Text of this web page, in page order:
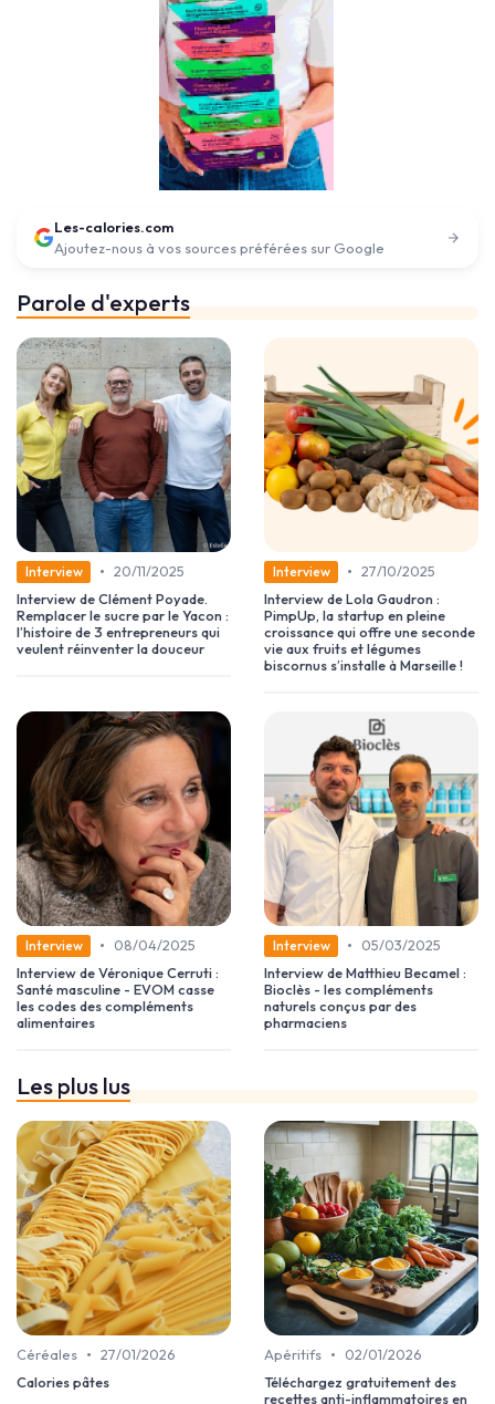
Les-calories.com
Ajoutez-nous à vos sources préférées sur Google
Parole d'experts
Interview • 20/11/2025
Interview de Clément Poyade.
Remplacer le sucre par le Yacon :
l’histoire de 3 entrepreneurs qui
veulent réinventer la douceur
Interview • 27/10/2025
Interview de Lola Gaudron :
PimpUp, la startup en pleine
croissance qui offre une seconde
vie aux fruits et légumes
biscornus s’installe à Marseille !
Interview •
08/04/2025
Interview de Véronique Cerruti :
Santé masculine - EVOM casse
les codes des compléments
alimentaires
Interview •
05/03/2025
Interview de Matthieu Becamel :
Bioclès - les compléments
naturels conçus par des
pharmaciens
Les plus lus
Céréales • 27/01/2026
Calories pâtes
Apéritifs •
02/01/2026
Téléchargez gratuitement des
recettes anti-inflammatoires en